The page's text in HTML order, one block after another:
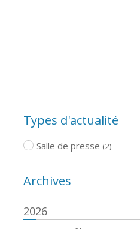
Types d'actualité
Salle de presse (2)
Archives
2026